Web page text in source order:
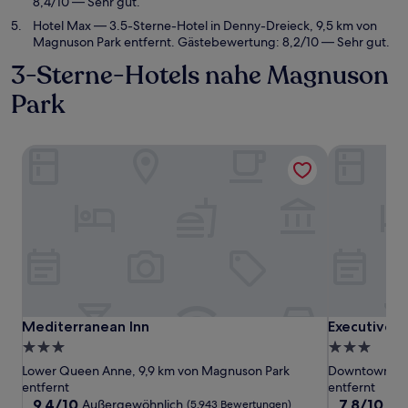
Hotel Max— 3.5-Sterne-Hotel in Denny-Dreieck, 9,5 km von
Magnuson Park entfernt. Gästebewertung: 8,2/10 — Sehr gut.
3-Sterne-Hotels nahe Magnuson
Park
Mediterranean Inn
Mediterranean Inn
3.0-
Sterne-
Unterkunft
Lower Queen Anne, 9,9 km von Magnuson Park
entfernt
9.4
9,4/10 Außergewöhnlich (5.943 Bewertungen)
Executive
Executive
3.0-
Sterne-
Unterkunft
Downtown
entfernt
7.8
7,8/10